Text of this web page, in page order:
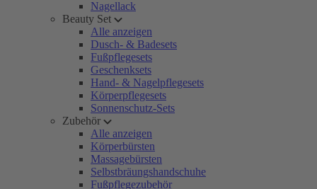
Nagellack
Beauty Set
Alle anzeigen
Dusch- & Badesets
Fußpflegesets
Geschenksets
Hand- & Nagelpflegesets
Körperpflegesets
Sonnenschutz-Sets
Zubehör
Alle anzeigen
Körperbürsten
Massagebürsten
Selbstbräungshandschuhe
Fußpflegezubehör